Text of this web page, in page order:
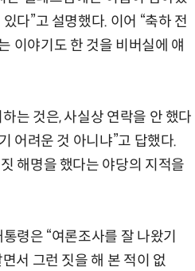
다”고 설명했다. 이어 “축하 전
이야기도 한 것을 비버실에 얘
는 것은, 사실상 연락을 안 했다
어려운 것 아니냐”고 답했다.
해명을 했다는 야당의 지적을
령은 “여론조사를 잘 나왔기
서 그런 짓을 해 본 적이 없